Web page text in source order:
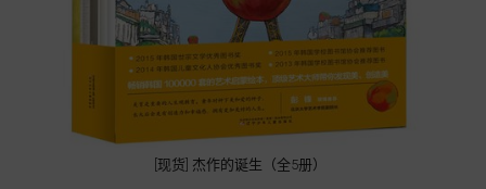
[现货] 杰作的诞生（全5册）